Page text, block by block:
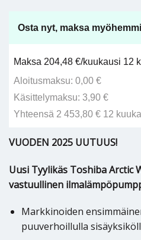
Osta nyt, maksa
Maksa 204,48 €/kuukausi 12
Aloitusmaksu: 0,00 €
Käsittelymaksu: 3,90 €
Yhteensä 2 453,80 € 12
VUODEN 2025 UUTUUS!
Uusi Tyylikäs Toshiba Arctic
vastuullinen
Markkinoiden
puuverhoillulla